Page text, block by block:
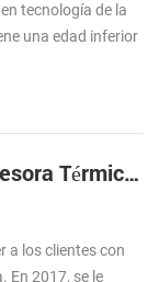
tecnología de la
una edad inferior
Super Diámetro Embebidos Impresora Térmica De Apoyo De La Caja De Efectivo
a los clientes con
En 2017, se le